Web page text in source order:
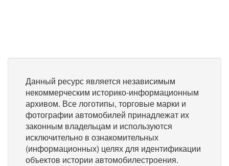
Данный ресурс является независимым
некоммерческим историко-информационным
архивом. Все логотипы, торговые марки и
фотографии автомобилей принадлежат их
законным владельцам и используются
исключительно в ознакомительных
(информационных) целях для идентификации
объектов истории автомобилестроения.